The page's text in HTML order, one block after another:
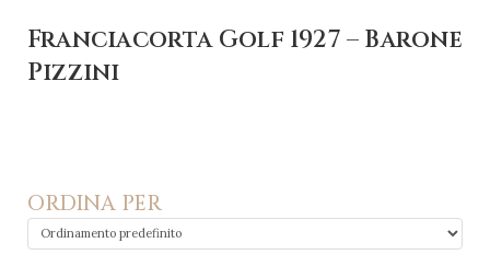
Franciacorta Golf 1927 – Barone
Pizzini
ORDINA PER